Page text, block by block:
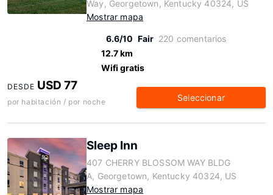
Way, Georgetown, Kentucky 40324, US
Mostrar mapa
6.6/10 Fair 220 comentarios
12.7 km
Wifi gratis
DESDE USD 77
por habitación / por noche Seleccionar
Sleep Inn
407 CHERRY BLOSSOM WAY BLDG
A, Georgetown, Kentucky 40324, US
Mostrar mapa